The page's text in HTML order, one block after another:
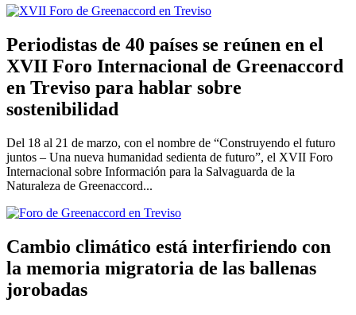
Periodistas de 40 países se reúnen en el
XVII Foro Internacional de Greenaccord
en Treviso para hablar sobre
sostenibilidad
Del 18 al 21 de marzo, con el nombre de “Construyendo el futuro
juntos – Una nueva humanidad sedienta de futuro”, el XVII Foro
Internacional sobre Información para la Salvaguarda de la
Naturaleza de Greenaccord...
Cambio climático está interfiriendo con
la memoria migratoria de las ballenas
jorobadas